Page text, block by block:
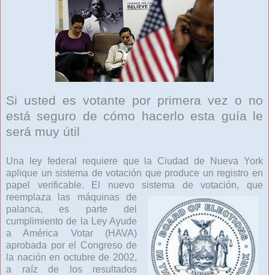
Si usted es votante por primera vez o no
está seguro de cómo hacerlo esta guía le
será muy útil
Una ley federal requiere que la Ciudad de Nueva York
aplique un sistema de votación que produce un registro en
papel verificable. El nuevo sistema de votación, que
reemplaza las máquinas de
palanca, es parte del
cumplimiento de la Ley Ayude
a América Votar (HAVA)
aprobada por el Congreso de
la nación en octubre de 2002,
a raíz de los resultados